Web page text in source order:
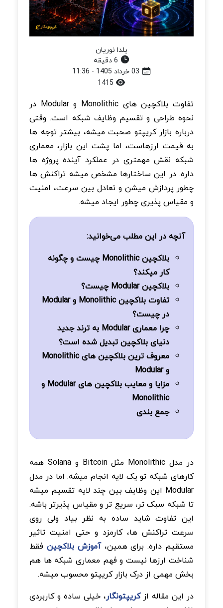
یلدا نوریان
تفاوت بلاکچین های Monolithic و Modular در
نحوه طراحی و تقسیم وظایف شبکه است. وقتی
درباره بازار کریپتو صحبت میشه، بیشتر توجه ها
به قیمت ارزهاست، اما پشت این بازار، معماری
شبکه نقش مهمتری در عملکرد آینده پروژه ها
داره. در این ساختارها مشخص میشه تراکنش ها
چطور پردازش میشن و تعادل بین سرعت، امنیت
و مقیاس پذیری چطور ایجاد میشه.
آنچه در این مطلب می‌خوانید:
بلاکچین Monolithic چیست و چگونه
کار میکند؟
بلاکچین Modular چیست؟
تفاوت بلاکچین Monolithic و Modular
در چیست؟
چرا معماری Modular به ترند جدید
دنیای بلاکچین تبدیل شده است؟
معروف ترین بلاکچین های Monolithic
و Modular
مزایا و معایب بلاکچین های Modular و
Monolithic
جمع بندی
در مدل Monolithic مثل Bitcoin و Solana همه
کارهای شبکه تو یک لایه انجام میشه. اما در مدل
Modular این وظایف بین چند لایه تقسیم میشه
تا شبکه سبک تر، سریع تر و مقیاس پذیرتر باشه.
این تفاوت شاید ساده به نظر بیاد ولی روی
سرعت تراکنش ها، کارمزد و حتی امنیت تاثیر
مستقیم داره. برای همین،آموزش بلاکچین فقط
شناخت ارزها نیست و فهم معماری شبکه ها هم
بخش مهمی از درک بازار کریپتو محسوب میشه.
در این مقاله ازکریپتونگار، خیلی ساده و کاربردی